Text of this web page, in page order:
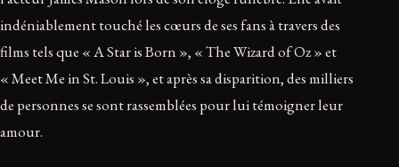
indéniablement touché les cœurs de ses fans à travers des
films tels que « A Star is Born », « The Wizard of Oz » et
« Meet Me in St. Louis », et après sa disparition, des milliers
de personnes se sont rassemblées pour lui témoigner leur
amour.